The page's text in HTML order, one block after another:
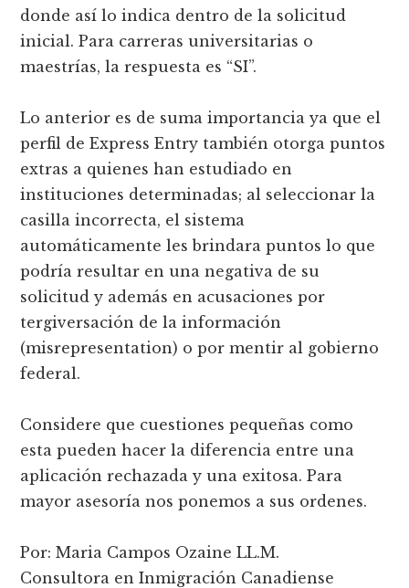
donde así lo indica dentro de la solicitud
inicial. Para carreras universitarias o
maestrías, la respuesta es “SI”.
Lo anterior es de suma importancia ya que el
perfil de Express Entry también otorga puntos
extras a quienes han estudiado en
instituciones determinadas; al seleccionar la
casilla incorrecta, el sistema
automáticamente les brindara puntos lo que
podría resultar en una negativa de su
solicitud y además en acusaciones por
tergiversación de la información
(misrepresentation) o por mentir al gobierno
federal.
Considere que cuestiones pequeñas como
esta pueden hacer la diferencia entre una
aplicación rechazada y una exitosa. Para
mayor asesoría nos ponemos a sus ordenes.
Por: Maria Campos Ozaine LL.M.
Consultora en Inmigración Canadiense